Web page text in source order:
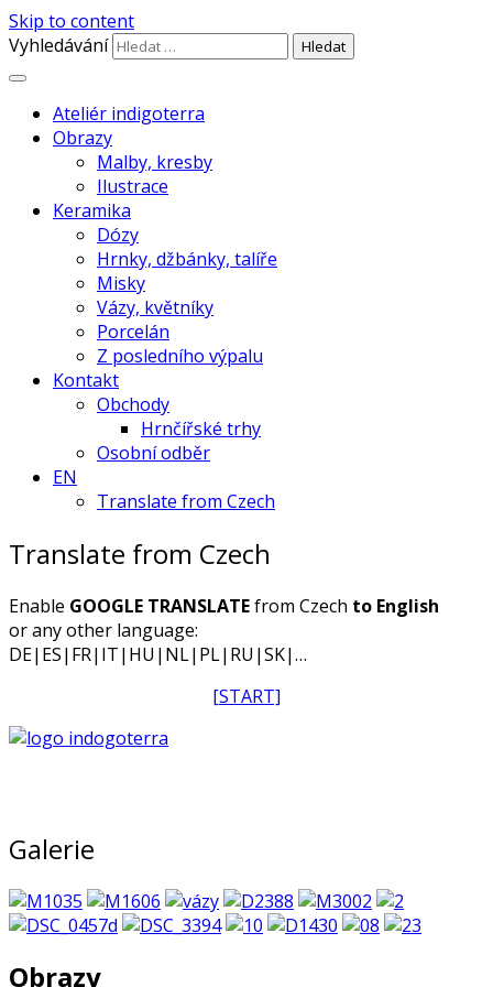
Skip to content
Vyhledávání
Ateliér indigoterra –
Radka Havlíčková
autorská keramika z Chaber |
točená na kruhu a pálená v el. peci,
glazovaná kamenina a porcelán,
malované engobou |
Ateliér indigoterra
Obrazy
Malby, kresby
Ilustrace
Keramika
Dózy
Hrnky, džbánky, talíře
Misky
Vázy, květníky
Porcelán
Z posledního výpalu
Kontakt
Obchody
Hrnčířské trhy
Osobní odběr
EN
Translate from Czech
Translate from Czech
Enable GOOGLE TRANSLATEfrom Czech to English
or any other language:
DE|ES|FR|IT|HU|NL|PL|RU|SK|…
[START]
Galerie
Obrazy